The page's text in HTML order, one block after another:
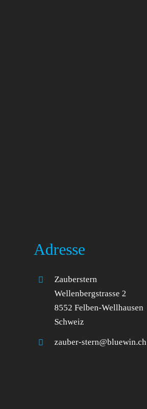
Adresse
Zauberstern
Wellenbergstrasse 2
8552 Felben-Wellhausen
Schweiz
zauber-stern@bluewin.ch